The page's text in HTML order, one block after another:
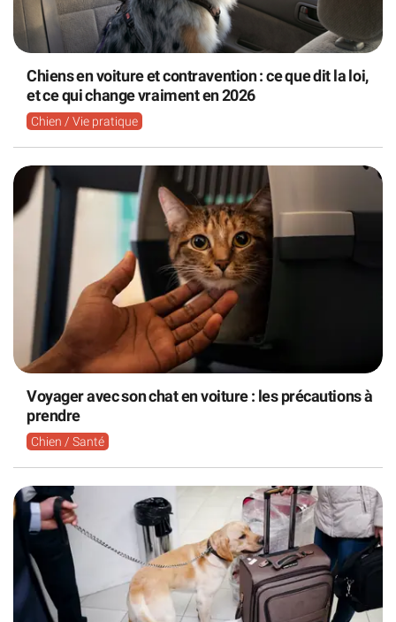
Chiens en voiture et contravention : ce que dit la loi,
et ce qui change vraiment en 2026
Chien / Vie pratique
Voyager avec son chat en voiture : les précautions à
prendre
Chien / Santé